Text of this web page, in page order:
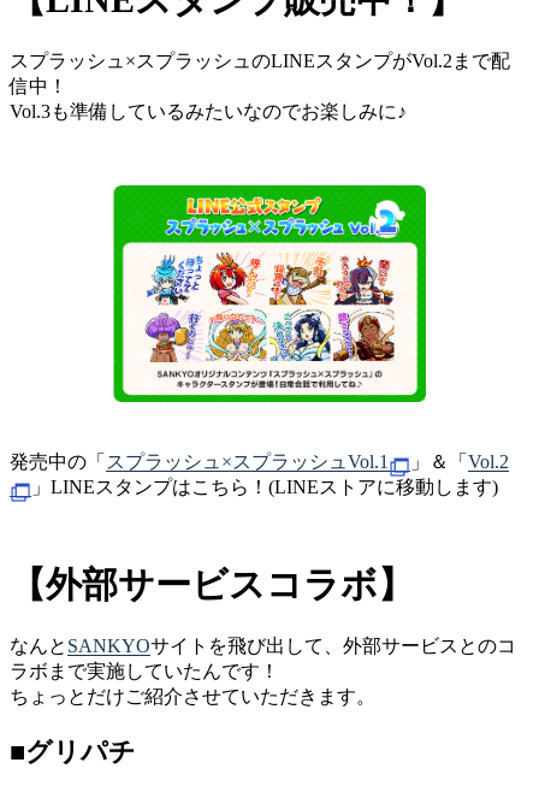
スプラッシュ×スプラッシュのLINEスタンプがVol.2まで配
信中！
Vol.3も準備しているみたいなのでお楽しみに♪
発売中の「 スプラッシュ×スプラッシュVol.1 」＆「Vol.2
」LINEスタンプはこちら！(LINEストアに移動します)
【外部サービスコラボ】
なんと SANKYOサイトを飛び出して、外部サービスとのコ
ラボまで実施していたんです！
ちょっとだけご紹介させていただきます。
■グリパチ